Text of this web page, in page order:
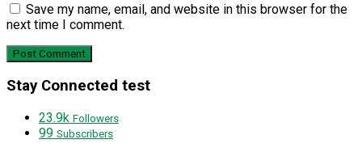
Save my name, email, and website in this browser for the
next time I comment.
Stay Connected test
23.9k Followers
99 Subscribers